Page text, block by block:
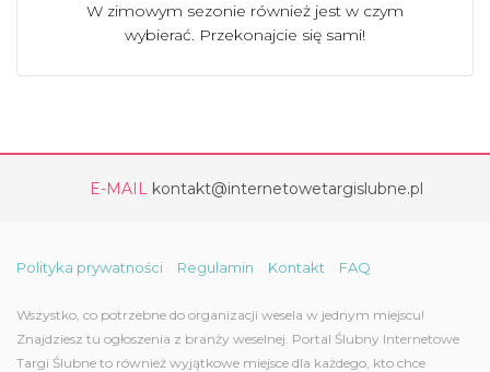
W zimowym sezonie również jest w czym
wybierać. Przekonajcie się sami!
E-MAIL kontakt@internetowetargislubne.pl
Polityka prywatności Regulamin Kontakt FAQ
Wszystko, co potrzebne do organizacji wesela w jednym miejscu!
Znajdziesz tu ogłoszenia z branży weselnej. Portal Ślubny Internetowe
Targi Ślubne to również wyjątkowe miejsce dla każdego, kto chce